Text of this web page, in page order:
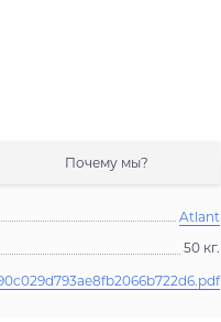
Почему мы?
Atlant
50 кг.